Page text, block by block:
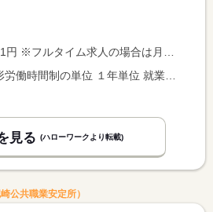
合は月額（換算額）、パート求人の場合は時間額を表示しています。
見る (ハローワークより転載)
公共職業安定所）